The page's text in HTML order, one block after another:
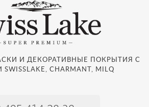
И ДЕКОРАТИВНЫЕ ПОКРЫТИЯ С
CHARMANT, MILQ